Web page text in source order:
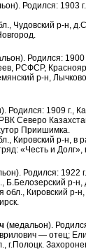
Родился: 1903
Чудовский р-н,
Родился: 1900
РСФСР,
р-н,
Родился: 1909 г.,
Северо
Приишимка.
Кировский р-н,
«Честь и Долг»,
Родился: 1922
р-н,
обл., Кировский р-
(медальон).
— отец;
г.Полоцк.